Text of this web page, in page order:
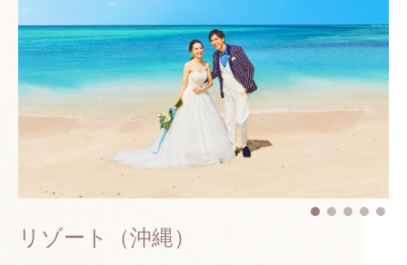
リゾート（沖縄）